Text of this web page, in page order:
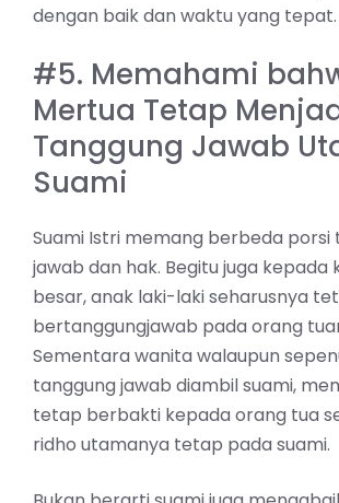
dengan baik dan waktu yang tepat.
#5. Memahami
Mertua Tetap
Tanggung Jawab
Suami
Suami Istri memang berbeda porsi
jawab dan hak. Begitu juga kepada
besar, anak laki-laki seharusnya
bertanggungjawab pada orang
Sementara wanita walaupun
tanggung jawab diambil suami,
tetap berbakti kepada orang tua
ridho utamanya tetap pada suami.